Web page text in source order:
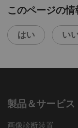
このページの
はい い
製品＆サービス
画像診断装置